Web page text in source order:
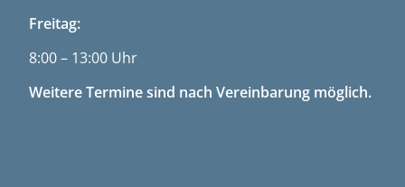
Freitag:
8:00 – 13:00 Uhr
Weitere Termine sind nach Vereinbarung möglich.